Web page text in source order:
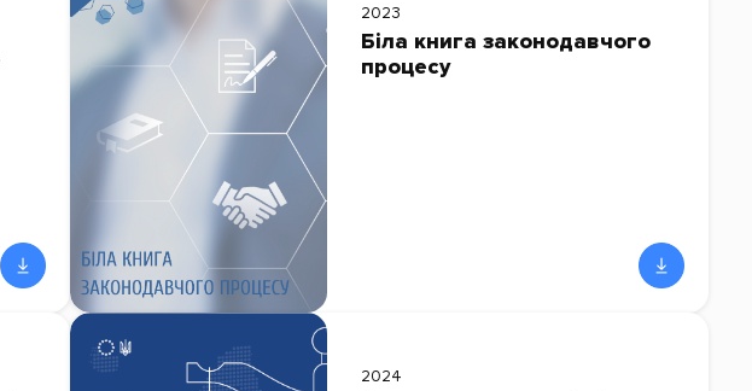
2023
Біла книга законодавчого
процесу
2024